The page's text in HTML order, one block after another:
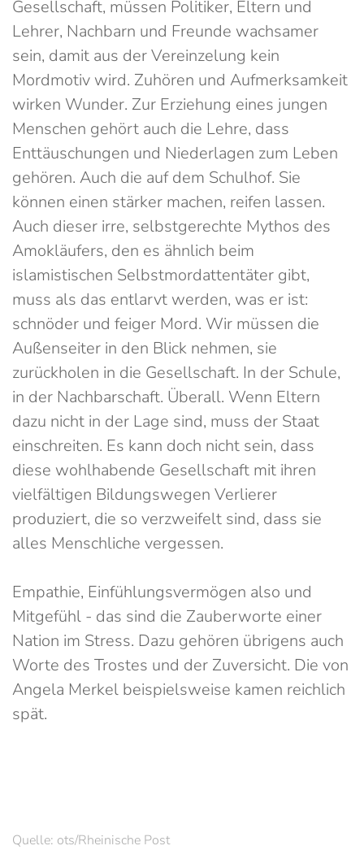
Gesellschaft, müssen Politiker, Eltern und
Lehrer, Nachbarn und Freunde wachsamer
sein, damit aus der Vereinzelung kein
Mordmotiv wird. Zuhören und Aufmerksamkeit
wirken Wunder. Zur Erziehung eines jungen
Menschen gehört auch die Lehre, dass
Enttäuschungen und Niederlagen zum Leben
gehören. Auch die auf dem Schulhof. Sie
können einen stärker machen, reifen lassen.
Auch dieser irre, selbstgerechte Mythos des
Amokläufers, den es ähnlich beim
islamistischen Selbstmordattentäter gibt,
muss als das entlarvt werden, was er ist:
schnöder und feiger Mord. Wir müssen die
Außenseiter in den Blick nehmen, sie
zurückholen in die Gesellschaft. In der Schule,
in der Nachbarschaft. Überall. Wenn Eltern
dazu nicht in der Lage sind, muss der Staat
einschreiten. Es kann doch nicht sein, dass
diese wohlhabende Gesellschaft mit ihren
vielfältigen Bildungswegen Verlierer
produziert, die so verzweifelt sind, dass sie
alles Menschliche vergessen.
Empathie, Einfühlungsvermögen also und
Mitgefühl - das sind die Zauberworte einer
Nation im Stress. Dazu gehören übrigens auch
Worte des Trostes und der Zuversicht. Die von
Angela Merkel beispielsweise kamen reichlich
spät.
Quelle: ots/Rheinische Post